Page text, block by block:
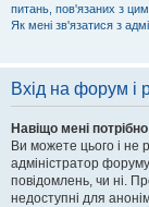
питань, пов'язаних з
Як мені зв'язатися з
Вхід на форум і
Навіщо мені
Ви можете цього і не
адміністратор
повідомлень, чи ні.
недоступні для